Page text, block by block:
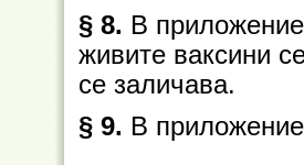
§ 8. В
живите ваксини
се заличава.
§ 9. В